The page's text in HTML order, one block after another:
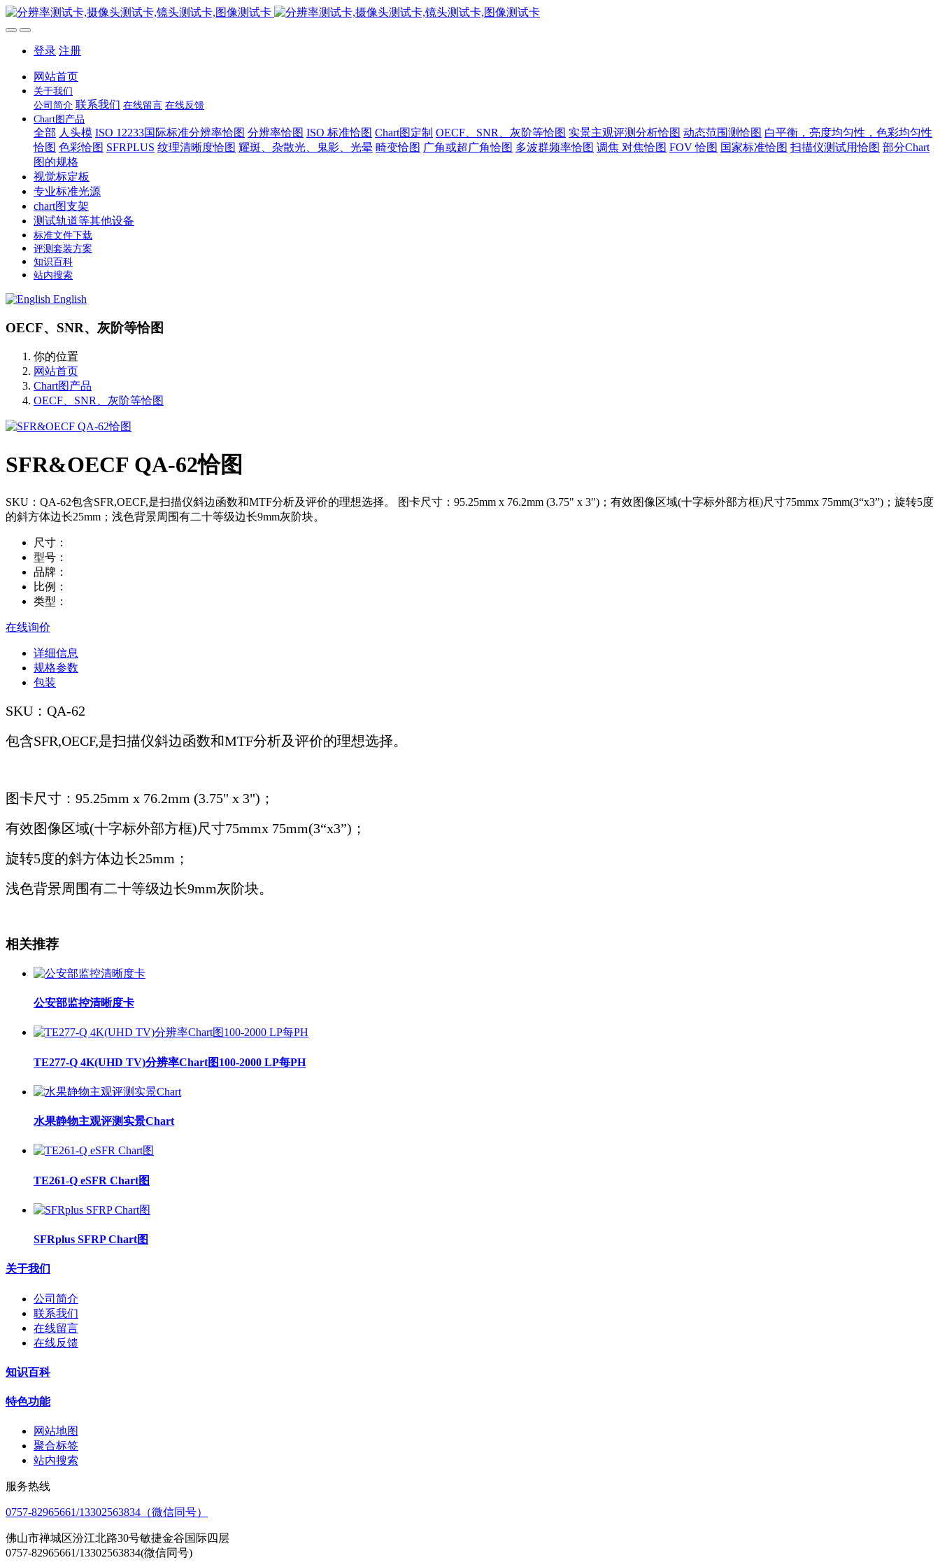
登录 注册
网站首页
关于我们
公司简介 联系我们 在线留言 在线反馈
Chart图产品
全部 人头模 ISO 12233国际标准分辨率恰图 分辨率恰图 ISO 标准恰图 Chart图定制 OECF、SNR、灰阶等恰图 实景主观评测分析恰图 动态范围测恰图 白平衡，亮度均匀性，色彩均匀性
恰图 色彩恰图 SFRPLUS 纹理清晰度恰图 耀斑、杂散光、鬼影、光晕 畸变恰图 广角或超广角恰图 多波群频率恰图 调焦 对焦恰图 FOV 恰图 国家标准恰图 扫描仪测试用恰图 部分Chart
图的规格
视觉标定板
专业标准光源
chart图支架
测试轨道等其他设备
标准文件下载
评测套装方案
知识百科
站内搜索
English
OECF、SNR、灰阶等恰图
你的位置
网站首页
Chart图产品
OECF、SNR、灰阶等恰图
SFR&OECF QA-62恰图
SKU：QA-62包含SFR,OECF,是扫描仪斜边函数和MTF分析及评价的理想选择。 图卡尺寸：95.25mm x 76.2mm (3.75" x 3")；有效图像区域(十字标外部方框)尺寸75mmx 75mm(3“x3”)；旋转5度
的斜方体边长25mm；浅色背景周围有二十等级边长9mm灰阶块。
尺寸：
型号：
品牌：
比例：
类型：
在线询价
详细信息
规格参数
包装
SKU：QA-62
包含SFR,OECF,是扫描仪斜边函数和MTF分析及评价的理想选择。
图卡尺寸：95.25mm x 76.2mm (3.75" x 3")；
有效图像区域(十字标外部方框)尺寸75mmx 75mm(3“x3”)；
旋转5度的斜方体边长25mm；
浅色背景周围有二十等级边长9mm灰阶块。
相关推荐
公安部监控清晰度卡
TE277-Q 4K(UHD TV)分辨率Chart图100-2000 LP每PH
水果静物主观评测实景Chart
TE261-Q eSFR Chart图
SFRplus SFRP Chart图
关于我们
公司简介
联系我们
在线留言
在线反馈
知识百科
特色功能
网站地图
聚合标签
站内搜索
服务热线
0757-82965661/13302563834（微信同号）
佛山市禅城区汾江北路30号敏捷金谷国际四层
0757-82965661/13302563834(微信同号)